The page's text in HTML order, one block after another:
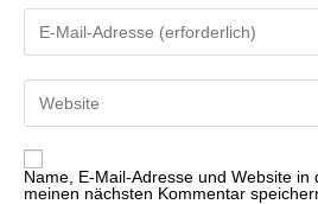
Benutzernamen
zum
Kommentieren
ein
Gib
deine
Adresse
zum
Kommentieren
ein
Gib
deine
ein
(optional)
Name, E-Mail-Adresse und Website in
meinen nächsten Kommentar